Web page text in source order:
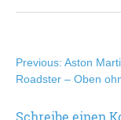
Previous: Aston
Roadster – Oben